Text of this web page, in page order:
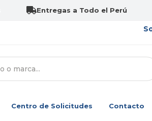
Entregas a Todo el Perú
Centro de Solicitudes Contacto